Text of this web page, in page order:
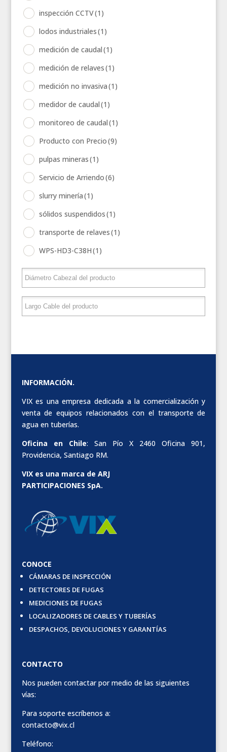
inspección CCTV(1)
lodos industriales(1)
medición de caudal(1)
medición de relaves(1)
medición no invasiva(1)
medidor de caudal(1)
monitoreo de caudal(1)
Producto con Precio(9)
pulpas mineras(1)
Servicio de Arriendo(6)
slurry minería(1)
sólidos suspendidos(1)
transporte de relaves(1)
WPS-HD3-C38H(1)
INFORMACIÓN.
VIX es una empresa dedicada a la comercialización y
venta de equipos relacionados con el transporte de
agua en tuberías.
Oficina en Chile: San Pío X 2460 Oficina 901,
Providencia, Santiago RM.
VIX es una marca de ARJ
PARTICIPACIONES SpA.
CONOCE
CÁMARAS DE INSPECCIÓN
DETECTORES DE FUGAS
MEDICIONES DE FUGAS
LOCALIZADORES DE CABLES Y TUBERÍAS
DESPACHOS, DEVOLUCIONES Y GARANTÍAS
CONTACTO
Nos pueden contactar por medio de las siguientes
vías:
Para soporte escríbenos a:
contacto@vix.cl
Teléfono: